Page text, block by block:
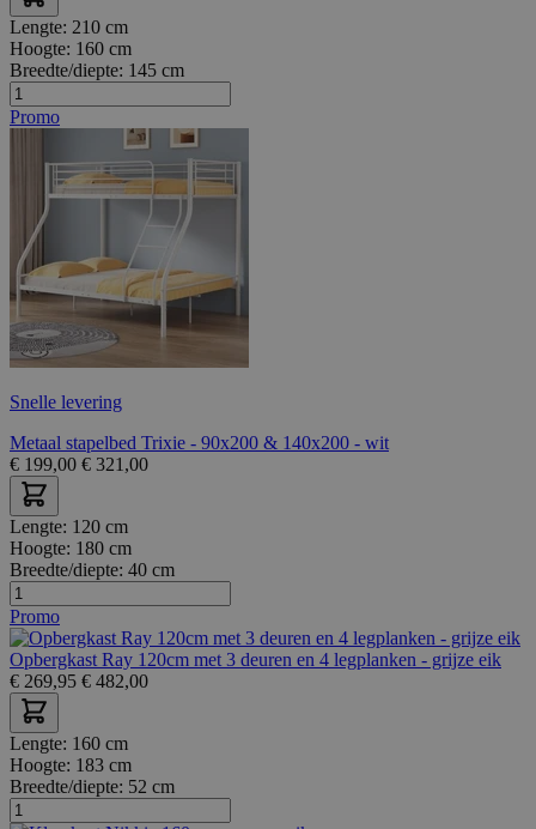
Lengte: 210 cm
Hoogte: 160 cm
Breedte/diepte: 145 cm
Promo
Snelle levering
Metaal stapelbed Trixie - 90x200 & 140x200 - wit
€ 199,00 € 321,00
Lengte: 120 cm
Hoogte: 180 cm
Breedte/diepte: 40 cm
Promo
Opbergkast Ray 120cm met 3 deuren en 4 legplanken - grijze eik
€ 269,95 € 482,00
Lengte: 160 cm
Hoogte: 183 cm
Breedte/diepte: 52 cm